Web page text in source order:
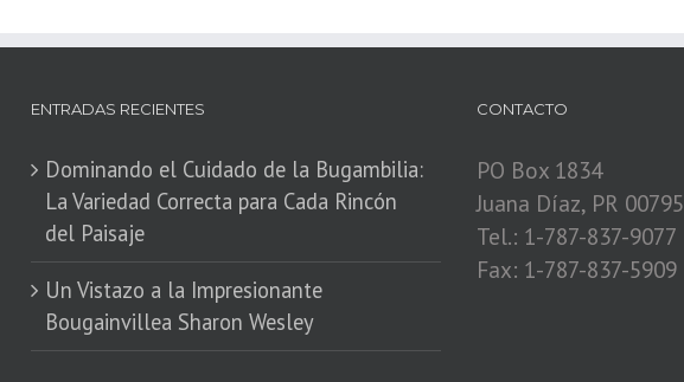
ENTRADAS RECIENTES
Dominando el Cuidado de la Bugambilia:
La Variedad Correcta para Cada Rincón
del Paisaje
​Un Vistazo a la Impresionante
Bougainvillea Sharon Wesley
CONTACTO
PO Box 1834
Juana Díaz, PR 00795
Tel.: 1-787-837-9077
Fax: 1-787-837-5909